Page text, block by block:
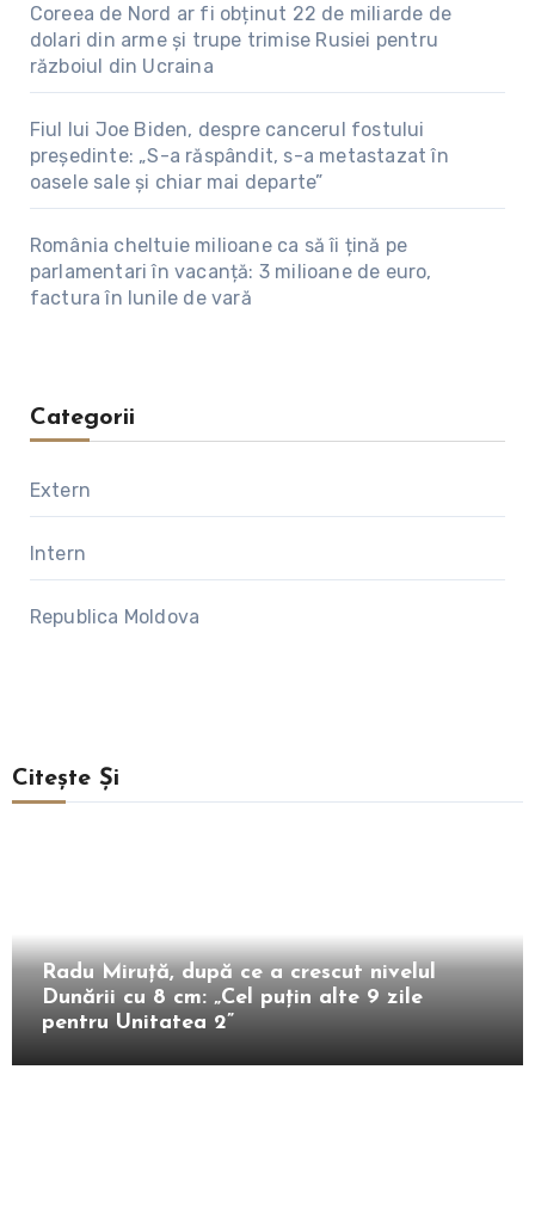
Coreea de Nord ar fi obținut 22 de miliarde de
dolari din arme și trupe trimise Rusiei pentru
războiul din Ucraina
Fiul lui Joe Biden, despre cancerul fostului
președinte: „S-a răspândit, s-a metastazat în
oasele sale și chiar mai departe”
România cheltuie milioane ca să îi țină pe
parlamentari în vacanță: 3 milioane de euro,
factura în lunile de vară
Categorii
Extern
Intern
Republica Moldova
Citește Și
Radu Miruță, după ce a crescut nivelul
Dunării cu 8 cm: „Cel puțin alte 9 zile
pentru Unitatea 2”